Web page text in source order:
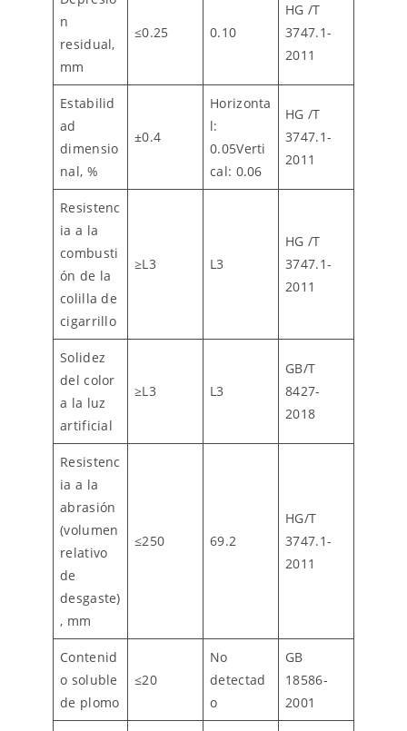
n
residual,
mm
≤0.25 0.10
HG /T
3747.1-
2011
Estabilid
ad
dimensio
nal, %
±0.4
Horizonta
l:
0.05Verti
cal: 0.06
HG /T
3747.1-
2011
Resistenc
ia a la
combusti
ón de la
colilla de
cigarrillo
≥L3 L3
HG /T
3747.1-
2011
Solidez
del color
a la luz
artificial
≥L3 L3
GB/T
8427-
2018
Resistenc
ia a la
abrasión
(volumen
relativo
de
desgaste)
, mm
≤250 69.2
HG/T
3747.1-
2011
Contenid
o soluble
de plomo
≤20
No
detectad
o
GB
18586-
2001